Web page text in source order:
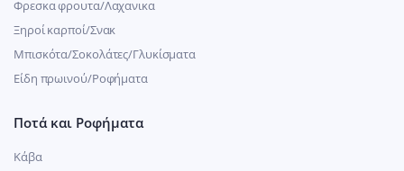
Φρεσκα φρουτα/Λαχανικα
Ξηροί καρποί/Σνακ
Μπισκότα/Σοκολάτες/Γλυκίσματα
Είδη πρωινού/Ροφήματα
Ποτά και Ροφήματα
Κάβα